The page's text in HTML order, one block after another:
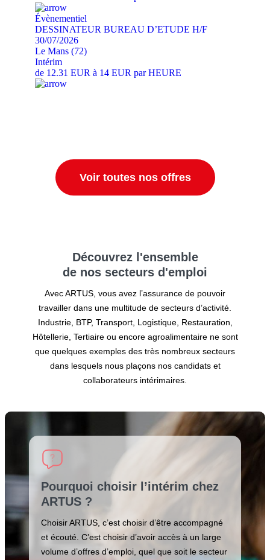
Évènementiel
DESSINATEUR BUREAU D’ETUDE H/F
30/07/2026
Le Mans (72)
Intérim
de 12.31 EUR à 14 EUR par HEURE
Voir toutes nos offres
Découvrez l'ensemble
de nos secteurs d'emploi
Avec ARTUS, vous avez l’assurance de pouvoir
travailler dans une multitude de secteurs d’activité.
Industrie, BTP, Transport, Logistique, Restauration,
Hôtellerie, Tertiaire ou encore agroalimentaire ne sont
que quelques exemples des très nombreux secteurs
dans lesquels nous plaçons nos candidats et
collaborateurs intérimaires.
Pourquoi choisir l’intérim chez
ARTUS ?
Choisir ARTUS, c’est choisir d’être accompagné
et écouté. C’est choisir d’avoir accès à un large
volume d’offres d’emploi, quel que soit le secteur